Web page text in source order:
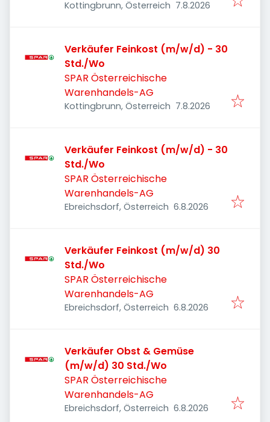
Kottingbrunn, Österreich Veröffentlicht:
7.8.2026
Verkäufer Feinkost (m/w/d) - 30
Std./Wo
SPAR Österreichische
Warenhandels-AG
Kottingbrunn, Österreich Veröffentlicht:
7.8.2026
Verkäufer Feinkost (m/w/d) - 30
Std./Wo
SPAR Österreichische
Warenhandels-AG
Ebreichsdorf, Österreich Veröffentlicht :
6.8.2026
Verkäufer Feinkost (m/w/d) 30
Std./Wo
SPAR Österreichische
Warenhandels-AG
Ebreichsdorf, Österreich Veröffentlicht :
6.8.2026
Verkäufer Obst & Gemüse
(m/w/d) 30 Std./Wo
SPAR Österreichische
Warenhandels-AG
Ebreichsdorf, Österreich Veröffentlicht :
6.8.2026